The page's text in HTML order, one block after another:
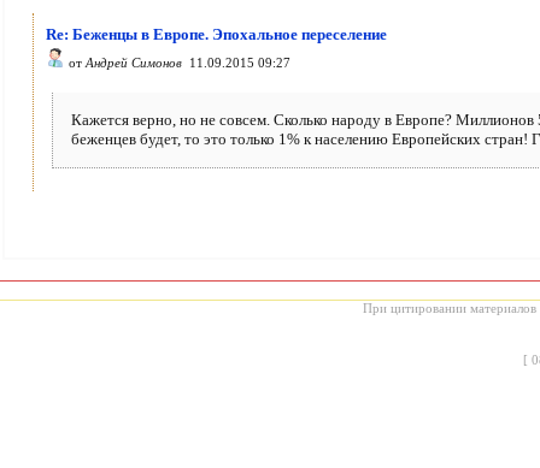
Re: Беженцы в Европе. Эпохальное переселение
от Андрей Симонов 11.09.2015 09:27
Кажется верно, но не совсем. Сколько народу в Европе?
беженцев будет, то это только 1% к населению Европейских
При цитировании материалов
[